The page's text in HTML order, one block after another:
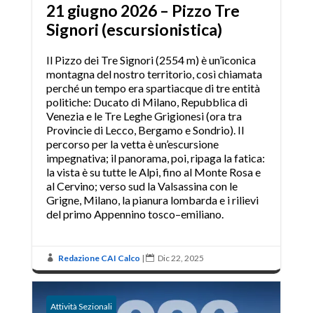
21 giugno 2026 – Pizzo Tre
Signori (escursionistica)
Il Pizzo dei Tre Signori (2554 m) è un’iconica
montagna del nostro territorio, così chiamata
perché un tempo era spartiacque di tre entità
politiche: Ducato di Milano, Repubblica di
Venezia e le Tre Leghe Grigionesi (ora tra
Provincie di Lecco, Bergamo e Sondrio). Il
percorso per la vetta è un’escursione
impegnativa; il panorama, poi, ripaga la fatica:
la vista è su tutte le Alpi, fino al Monte Rosa e
al Cervino; verso sud la Valsassina con le
Grigne, Milano, la pianura lombarda e i rilievi
del primo Appennino tosco–emiliano.
 Redazione CAI Calco |  Dic 22, 2025
Attività Sezionali